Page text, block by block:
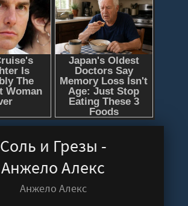
Соль и Грезы -
Анжело Алекс
Анжело Алекс